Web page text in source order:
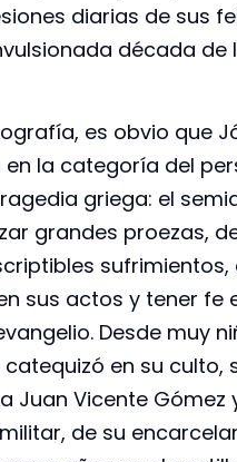
diarias de sus
década de
es obvio que
en la categoría del
griega: el
grandes proezas,
sufrimientos,
sus actos y tener fe
Desde muy
en su culto,
Juan Vicente Gómez
de su